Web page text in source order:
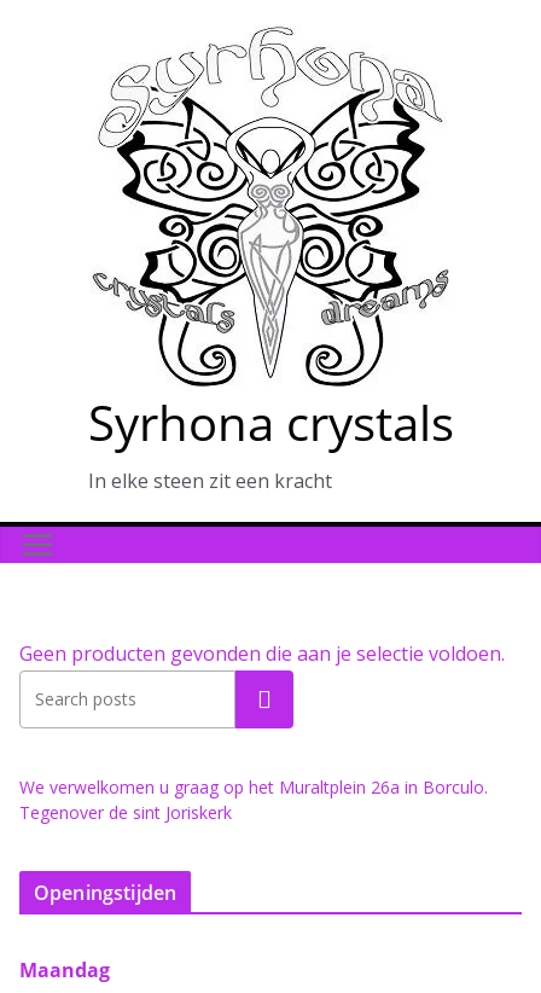
Syrhona crystals
In elke steen zit een kracht
Geen producten gevonden die aan je selectie voldoen.
Zoeken
We verwelkomen u graag op het Muraltplein 26a in Borculo.
Tegenover de sint Joriskerk
Openingstijden
Maandag